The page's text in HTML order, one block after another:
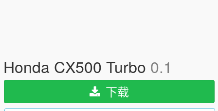
Honda CX500 Turbo 0.1
下载